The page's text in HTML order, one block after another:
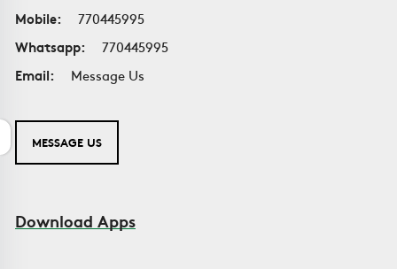
Mobile:
770445995
Whatsapp:
770445995
Email:
Message Us
MESSAGE US
Download Apps